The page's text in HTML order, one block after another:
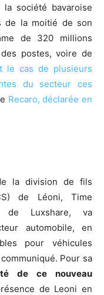
la société bavaroise
de la moitié de son
de 320 millions
postes, voire de
le cas de plusieurs
du secteur ces
Recaro, déclarée en
la division de fils
de Léoni, Time
de Luxshare, va
automobile, en
pour véhicules
Pour sa
de ce nouveau
de Leoni en